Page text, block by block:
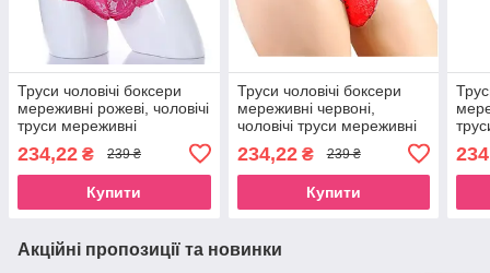
Труси чоловічі боксери
мереживні рожеві, чоловічі
труси мереживні
234,22 ₴ 239 ₴
Купити
Труси чоловічі боксери
мереживні червоні,
чоловічі труси мереживні
234,22₴ 239 ₴
Купити
Акційні пропозиції та новинки